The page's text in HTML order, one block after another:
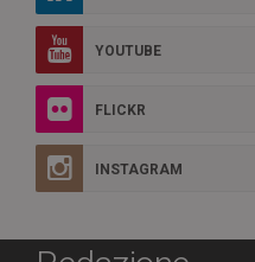
YOUTUBE
FLICKR
INSTAGRAM